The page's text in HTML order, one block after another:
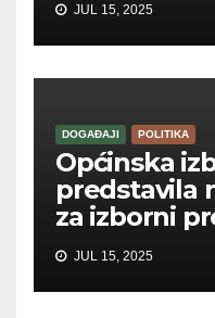
JUL 15, 2025
DOGAĐAJI POLITIKA
Općinska
predstavila
za izborni
JUL 15, 2025